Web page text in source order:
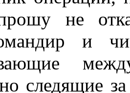
не
и
следящие